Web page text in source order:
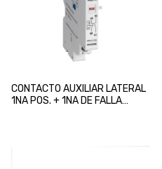
CONTACTO AUXILIAR LATERAL
1NA POS. + 1NA DE FALLA